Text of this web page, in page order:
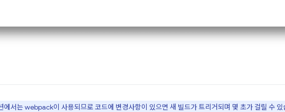
에서는 webpack이 사용되므로 코드에 변경사항이 있으면 새 빌드가 트리거되며 몇 초가 걸릴 수